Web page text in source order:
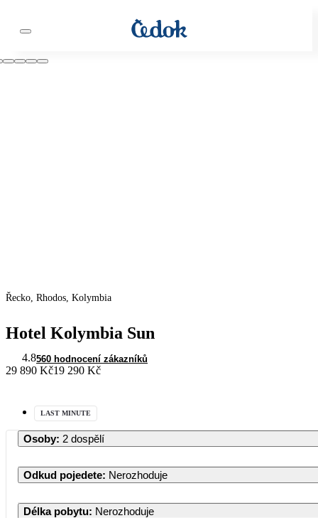
Řecko, Rhodos, Kolymbia
Hotel Kolymbia Sun
4.8560 hodnocení zákazníků
29 890 Kč19 290 Kč
LAST MINUTE
Osoby: 2 dospělí
Odkud pojedete: Nerozhoduje
Délka pobytu: Nerozhoduje